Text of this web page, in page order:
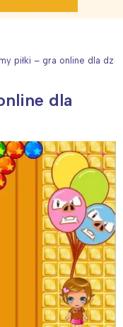
piłki – gra online dla
dla